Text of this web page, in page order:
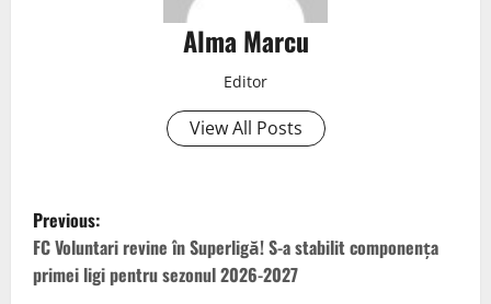
Alma Marcu
Editor
View All Posts
Previous:
FC Voluntari revine în Superligă! S-a stabilit componența
primei ligi pentru sezonul 2026-2027